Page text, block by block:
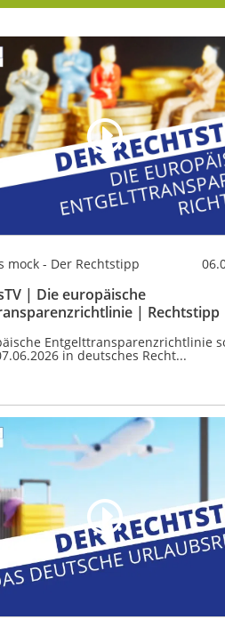
mock - Der Rechtstipp
| Die europäische
| Rechtstipp
Entgelttransparenzrichtlinie
in deutsches Recht...